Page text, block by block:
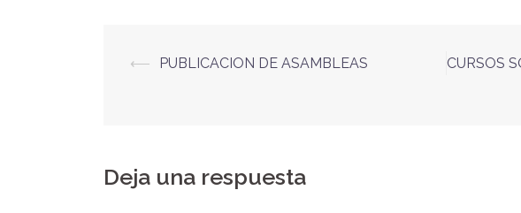
⟵ PUBLICACION DE ASAMBLEAS
CURSOS
Deja una respuesta